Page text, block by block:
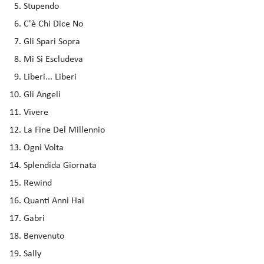
Stupendo
C'è Chi Dice No
Gli Spari Sopra
Mi Si Escludeva
Liberi... Liberi
Gli Angeli
Vivere
La Fine Del Millennio
Ogni Volta
Splendida Giornata
Rewind
Quanti Anni Hai
Gabri
Benvenuto
Sally